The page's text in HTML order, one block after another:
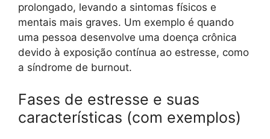
prolongado, levando a sintomas físicos e
mentais mais graves. Um exemplo é quando
uma pessoa desenvolve uma doença crônica
devido à exposição contínua ao estresse, como
a síndrome de burnout.
Fases de estresse e suas
características (com exemplos)